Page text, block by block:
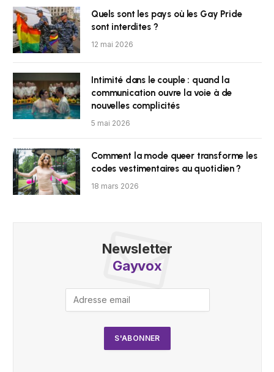
Quels sont les pays où les Gay Pride
sont interdites ?
12 mai 2026
Intimité dans le couple : quand la
communication ouvre la voie à de
nouvelles complicités
5 mai 2026
Comment la mode queer transforme les
codes vestimentaires au quotidien ?
18 mars 2026
Newsletter
Gayvox